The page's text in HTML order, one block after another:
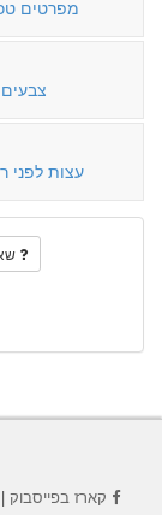
מפרטים
צבעים
עצות לפני
קארז בפייסבוק